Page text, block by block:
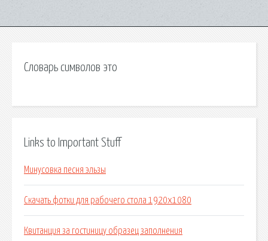
Словарь символов это
Links to Important Stuff
Минусовка песня эльзы
Скачать фотки для рабочего стола 1920х1080
Квитанция за гостиницу образец заполнения